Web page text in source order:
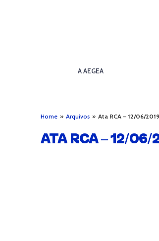
A AEGEA
Home » Arquivos » Ata RCA – 12/06/2019
ATA RCA – 12/06/